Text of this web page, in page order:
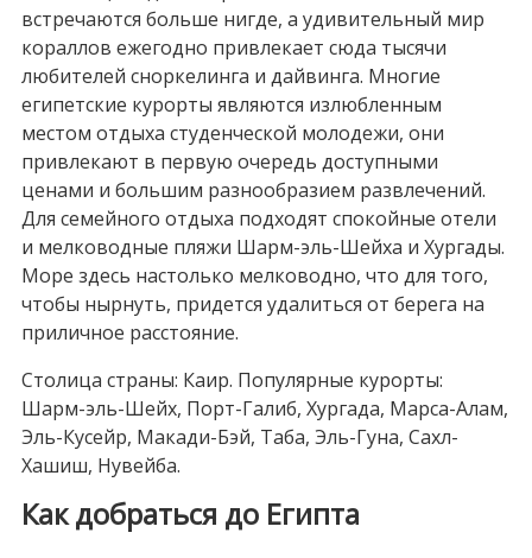
встречаются больше нигде, а удивительный мир
кораллов ежегодно привлекает сюда тысячи
любителей сноркелинга и дайвинга. Многие
египетские курорты являются излюбленным
местом отдыха студенческой молодежи, они
привлекают в первую очередь доступными
ценами и большим разнообразием развлечений.
Для семейного отдыха подходят спокойные отели
и мелководные пляжи Шарм-эль-Шейха и Хургады.
Море здесь настолько мелководно, что для того,
чтобы нырнуть, придется удалиться от берега на
приличное расстояние.
Столица страны: Каир. Популярные курорты:
Шарм-эль-Шейх, Порт-Галиб, Хургада, Марса-Алам,
Эль-Кусейр, Макади-Бэй, Таба, Эль-Гуна, Сахл-
Хашиш, Нувейба.
Как добраться до Египта